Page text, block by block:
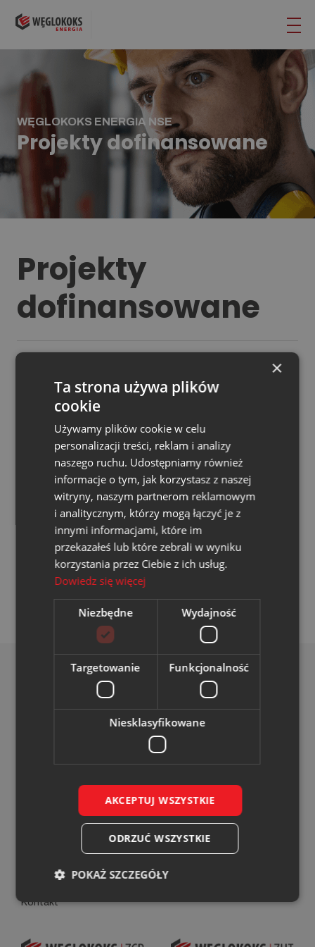
WĘGLOKOKS ENERGIA NSE
Projekty dofinansowane
Projekty
dofinansowane
Program WFOŚiGW w Katowicach „Zamień piec
na sieć”
Budowa przyłącza sieci
ciepłowniczej i węzła w budynku
wielorodzinnym przy ul.
Hołdunowskiej 21 w Lędzinach
Czytaj więcej
Biuro komunikacji
Biuro Obsługi Klienta
Kontakt
Kariera
Projekty dofinansowane
Kontakt
×
Ta strona używa plików
cookie
Używamy plików cookie w celu
personalizacji treści, reklam i analizy
naszego ruchu. Udostępniamy również
informacje o tym, jak korzystasz z naszej
witryny, naszym partnerom reklamowym
i analitycznym, którzy mogą łączyć je z
innymi informacjami, które im
przekazałeś lub które zebrali w wyniku
korzystania przez Ciebie z ich usług.
Dowiedz się więcej
Niezbędne Wydajność
Targetowanie Funkcjonalność
Niesklasyfikowane
AKCEPTUJ WSZYSTKIE
ODRZUĆ WSZYSTKIE
POKAŻ SZCZEGÓŁY